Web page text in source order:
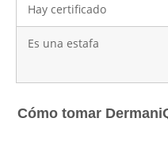
Hay certificado
Es una estafa
Cómo tomar